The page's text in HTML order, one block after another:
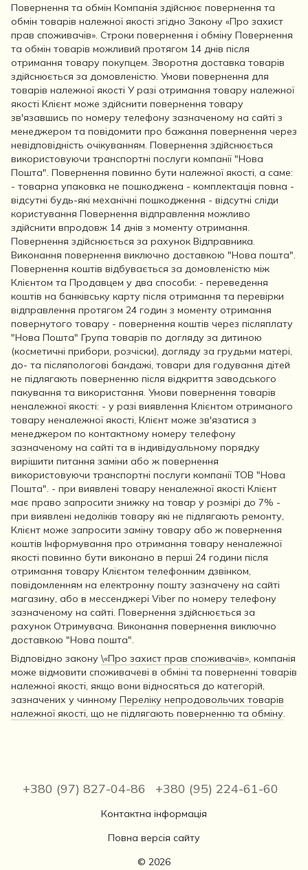
Повернення та обмін Компанія здійснює повернення та
обмін товарів належної якості згідно Закону «Про захист
прав споживачів». Строки повернення і обміну Повернення
та обмін товарів можливий протягом 14 днів після
отримання товару покупцем. Зворотня доставка товарів
здійснюється за домовленістю. Умови повернення для
товарів належної якості У разі отримання товару належної
якості Клієнт може здійснити повернення товару
зв'язавшись по номеру телефону зазначеному на сайті з
менеджером та повідомити про бажання повернення через
невідповідність очікуванням. Повернення здійснюється
використовуючи транспортні послуги компанії "Нова
Пошта". Повернення повинно бути належної якості, а саме:
- товарна упаковка не пошкоджена - комплектація повна -
відсутні будь-які механічні пошкодження - відсутні сліди
користування Повернення відправлення можливо
здійснити впродовж 14 днів з моменту отримання.
Повернення здійснюється за рахунок Відправника.
Виконання повернення виключно доставкою "Нова пошта".
Повернення коштів відбувається за домовленістю між
Клієнтом та Продавцем у два способи: - переведення
коштів на банківську карту після отримання та перевірки
відправлення протягом 24 годин з моменту отримання
повернутого товару - повернення коштів через післяплату
"Нова Пошта" Група товарів по догляду за дитиною
(косметичні прибори, розчіски), догляду за грудьми матері,
до- та післяпологові бандажі, товари для годування дітей
не підлягають поверненню після відкриття заводського
пакування та використання. Умови повернення товарів
неналежної якості: - у разі виявлення Клієнтом отриманого
товару неналежної якості, Клієнт може зв'язатися з
менеджером по контактному номеру телефону
зазначеному на сайті та в індивідуальному порядку
вирішити питання заміни або ж повернення
використовуючи транспортні послуги компанії ТОВ "Нова
Пошта". - при виявлені товару неналежної якості Клієнт
має право запросити знижку на товар у розмірі до 7% -
при виявлені недоліків товару які не підлягають ремонту,
Клієнт може запросити заміну товару або ж повернення
коштів Інформування про отримання товару неналежної
якості повинно бути виконано в перші 24 години після
отримання товару Клієнтом телефонним дзвінком,
повідомленням на електронну пошту зазначену на сайті
магазину, або в мессенджері Viber по номеру телефону
зазначеному на сайті. Повернення здійснюється за
рахунок Отримувача. Виконання повернення виключно
доставкою "Нова пошта".
Відповідно закону\«Про захист прав споживачів», компанія
може відмовити споживачеві в обміні та поверненні товарів
належної якості, якщо вони відносяться до категорій,
зазначених у чинному Переліку непродовольчих товарів
належної якості, що не підлягають поверненню та обміну.
+380 (97) 827-04-86 +380 (95) 224-61-60
Контактна інформація
Повна версія сайту
© 2026